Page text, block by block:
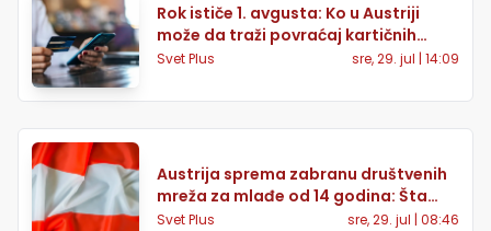
Rok ističe 1. avgusta: Ko u Austriji
može da traži povraćaj kartičnih
naknada
Svet Plus sre, 29. jul | 14:09
Austrija sprema zabranu društvenih
mreža za mlađe od 14 godina: Šta
roditelji treba da znaju
Svet Plus sre, 29. jul | 08:46